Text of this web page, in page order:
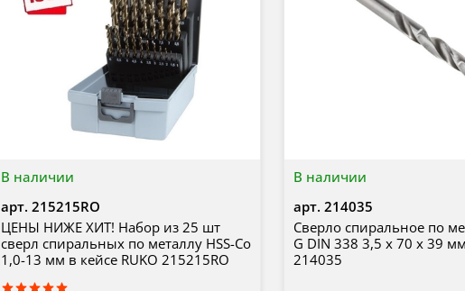
В наличии
арт. 215215RO
ЦЕНЫ НИЖЕ ХИТ! Набор из 25 шт
сверл спиральных по металлу HSS-Co
1,0-13 мм в кейсе RUKO 215215RO
В наличии
арт.214035
Сверло спиральное по
G DIN 338 3,5 х 70 х 39
214035